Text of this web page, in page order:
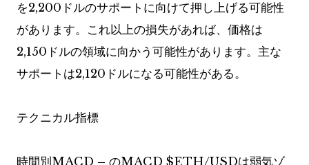
を2,200ドルのサポートに向けて押し上げる可能性
があります。これ以上の損失があれば、価格は
2,150ドルの領域に向かう可能性があります。主な
サポートは2,120ドルになる可能性がある。
テクニカル指標
時間別MACD – のMACD $ETH/USDは弱気ゾ